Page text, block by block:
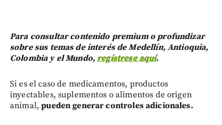
Para consultar contenido premium o profundizar
sobre sus temas de interés de Medellín, Antioquia,
Colombia y el Mundo,regístrese aquí.
Si es el caso de medicamentos, productos
inyectables, suplementos o alimentos de origen
animal,pueden generar controles adicionales.